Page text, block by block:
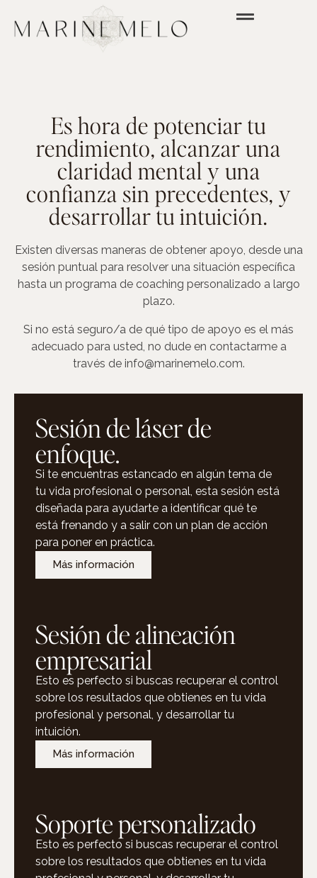
Es hora de potenciar tu
rendimiento, alcanzar una
claridad mental y una
confianza sin precedentes, y
desarrollar tu intuición.
Existen diversas maneras de obtener apoyo, desde una
sesión puntual para resolver una situación específica
hasta un programa de coaching personalizado a largo
plazo.
Si no está seguro/a de qué tipo de apoyo es el más
adecuado para usted, no dude en contactarme a
través de info@marinemelo.com.
Sesión de láser de
enfoque.
Si te encuentras estancado en algún tema de
tu vida profesional o personal, esta sesión está
diseñada para ayudarte a identificar qué te
está frenando y a salir con un plan de acción
para poner en práctica.
Más información
Sesión de alineación
empresarial
Esto es perfecto si buscas recuperar el control
sobre los resultados que obtienes en tu vida
profesional y personal, y desarrollar tu
intuición.
Más información
Soporte personalizado
Esto es perfecto si buscas recuperar el control
sobre los resultados que obtienes en tu vida